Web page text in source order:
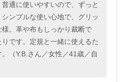
通に使いやすいので、ずっと
ンプルな使い心地で、グリッ
。革や布もしっかり裁断で
です。定規と一緒に使えるた
（Y.B.さん／女性／41歳／自